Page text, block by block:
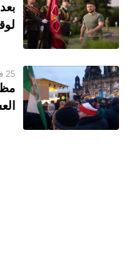
25 فبراير 2023